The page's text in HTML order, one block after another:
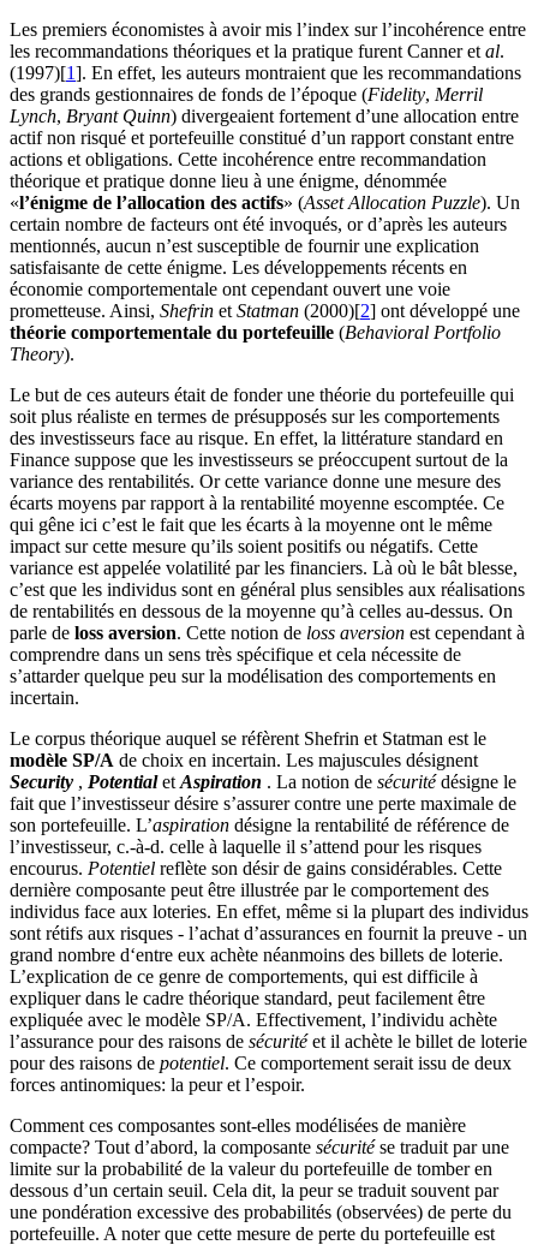
Les premiers économistes à avoir mis l’index sur l’incohérence entre
les recommandations théoriques et la pratique furent Canner et al.
(1997)[1]. En effet, les auteurs montraient que les recommandations
des grands gestionnaires de fonds de l’époque (Fidelity, Merril
Lynch, Bryant Quinn) divergeaient fortement d’une allocation entre
actif non risqué et portefeuille constitué d’un rapport constant entre
actions et obligations. Cette incohérence entre recommandation
théorique et pratique donne lieu à une énigme, dénommée
«l’énigme de l’allocation des actifs» (Asset Allocation Puzzle). Un
certain nombre de facteurs ont été invoqués, or d’après les auteurs
mentionnés, aucun n’est susceptible de fournir une explication
satisfaisante de cette énigme. Les développements récents en
économie comportementale ont cependant ouvert une voie
prometteuse. Ainsi, Shefrin et Statman (2000)[2] ont développé une
théorie comportementale du portefeuille (Behavioral Portfolio
Theory).
Le but de ces auteurs était de fonder une théorie du portefeuille qui
soit plus réaliste en termes de présupposés sur les comportements
des investisseurs face au risque. En effet, la littérature standard en
Finance suppose que les investisseurs se préoccupent surtout de la
variance des rentabilités. Or cette variance donne une mesure des
écarts moyens par rapport à la rentabilité moyenne escomptée. Ce
qui gêne ici c’est le fait que les écarts à la moyenne ont le même
impact sur cette mesure qu’ils soient positifs ou négatifs. Cette
variance est appelée volatilité par les financiers. Là où le bât blesse,
c’est que les individus sont en général plus sensibles aux réalisations
de rentabilités en dessous de la moyenne qu’à celles au-dessus. On
parle de loss aversion. Cette notion de loss aversion est cependant à
comprendre dans un sens très spécifique et cela nécessite de
s’attarder quelque peu sur la modélisation des comportements en
incertain.
Le corpus théorique auquel se réfèrent Shefrin et Statman est le
modèle SP/A de choix en incertain. Les majuscules désignent
Security , Potential et Aspiration . La notion de sécuritédésigne le
fait que l’investisseur désire s’assurer contre une perte maximale de
son portefeuille. L’aspiration désigne la rentabilité de référence de
l’investisseur, c.-à-d. celle à laquelle il s’attend pour les risques
encourus. Potentiel reflète son désir de gains considérables. Cette
dernière composante peut être illustrée par le comportement des
individus face aux loteries. En effet, même si la plupart des individus
sont rétifs aux risques - l’achat d’assurances en fournit la preuve - un
grand nombre d‘entre eux achète néanmoins des billets de loterie.
L’explication de ce genre de comportements, qui est difficile à
expliquer dans le cadre théorique standard, peut facilement être
expliquée avec le modèle SP/A. Effectivement, l’individu achète
l’assurance pour des raisons de sécuritéet il achète le billet de loterie
pour des raisons de potentiel. Ce comportement serait issu de deux
forces antinomiques: la peur et l’espoir.
Comment ces composantes sont-elles modélisées de manière
compacte? Tout d’abord, la composante sécuritése traduit par une
limite sur la probabilité de la valeur du portefeuille de tomber en
dessous d’un certain seuil. Cela dit, la peur se traduit souvent par
une pondération excessive des probabilités (observées) de perte du
portefeuille. A noter que cette mesure de perte du portefeuille est